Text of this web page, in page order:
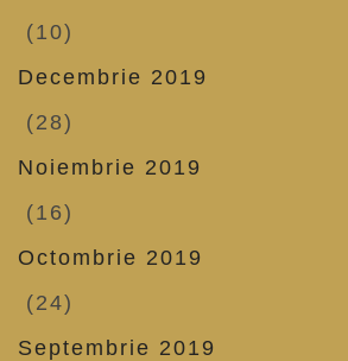
(10)
Decembrie 2019
(28)
Noiembrie 2019
(16)
Octombrie 2019
(24)
Septembrie 2019